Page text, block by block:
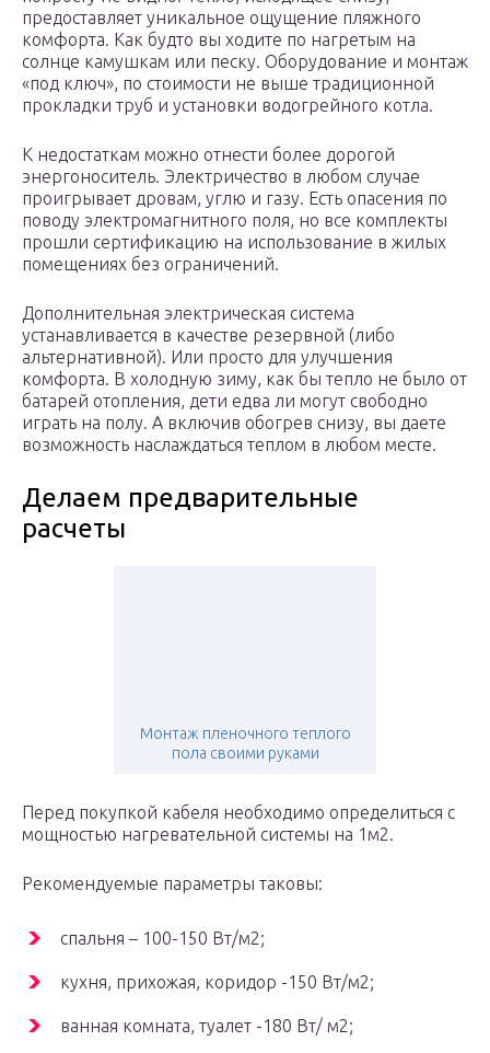
предоставляет уникальное ощущение пляжного
комфорта. Как будто вы ходите по нагретым на
солнце камушкам или песку. Оборудование и монтаж
«под ключ», по стоимости не выше традиционной
прокладки труб и установки водогрейного котла.
К недостаткам можно отнести более дорогой
энергоноситель. Электричество в любом случае
проигрывает дровам, углю и газу. Есть опасения по
поводу электромагнитного поля, но все комплекты
прошли сертификацию на использование в жилых
помещениях без ограничений.
Дополнительная электрическая система
устанавливается в качестве резервной (либо
альтернативной). Или просто для улучшения
комфорта. В холодную зиму, как бы тепло не было от
батарей отопления, дети едва ли могут свободно
играть на полу. А включив обогрев снизу, вы даете
возможность наслаждаться теплом в любом месте.
Делаем предварительные
расчеты
Монтаж пленочного теплого
пола своими руками
Перед покупкой кабеля необходимо определиться с
мощностью нагревательной системы на 1м2.
Рекомендуемые параметры таковы:
спальня – 100-150 Вт/м2;
кухня, прихожая, коридор -150 Вт/м2;
ванная комната, туалет -180 Вт/ м2;